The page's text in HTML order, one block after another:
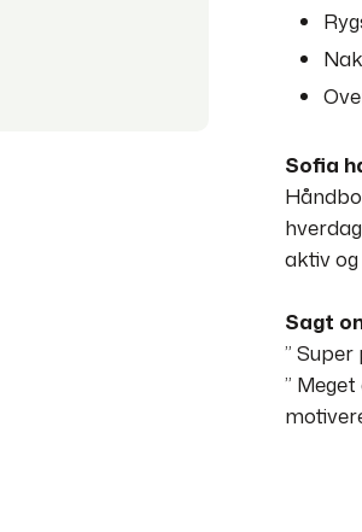
Sofia
aktiv
Sagt
”
”